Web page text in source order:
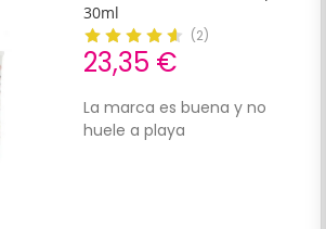
estimulación y regeneración
celular, optimizando un
bronceado natural y seguro,
a la vez que protege del daño
oxidativo de los rayos solares
en la piel.
30ml
(2)
23,35 €
La marca es buena y no
huele a playa